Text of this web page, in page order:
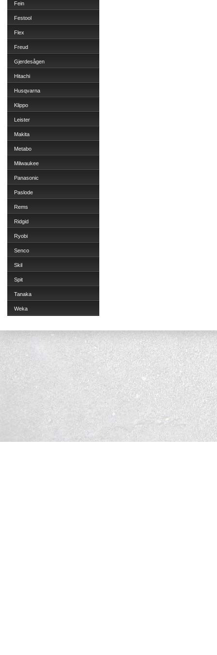
Fein
Festool
Flex
Freud
Gjerdesågen
Hitachi
Husqvarna
Klippo
Leister
Makita
Metabo
Milwaukee
Panasonic
Paslode
Rems
Ridgid
Ryobi
Senco
Skil
Spit
Tanaka
Weka